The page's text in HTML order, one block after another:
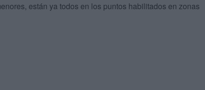
están ya todos en los puntos habilitados en zonas